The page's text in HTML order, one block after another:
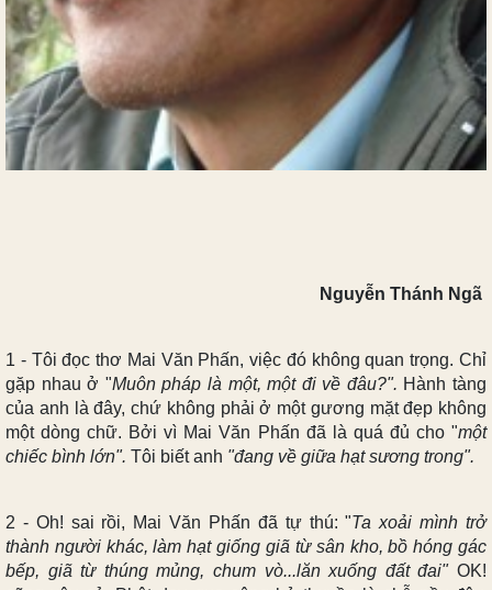
Nguyễn Thánh Ngã
1 - Tôi đọc thơ Mai Văn Phấn, việc đó không quan trọng. Chỉ
gặp nhau ở "Muôn pháp là một, một đi về đâu?". Hành tàng
của anh là đây, chứ không phải ở một gương mặt đẹp không
một dòng chữ. Bởi vì Mai Văn Phấn đã là quá đủ cho "một
chiếc bình lớn". Tôi biết anh "đang về giữa hạt sương trong".
2 - Oh! sai rồi, Mai Văn Phấn đã tự thú: "Ta xoải mình trở
thành người khác, làm hạt giống giã từ sân kho, bồ hóng gác
bếp, giã từ thúng mủng, chum vò...lăn xuống đất đai" OK!